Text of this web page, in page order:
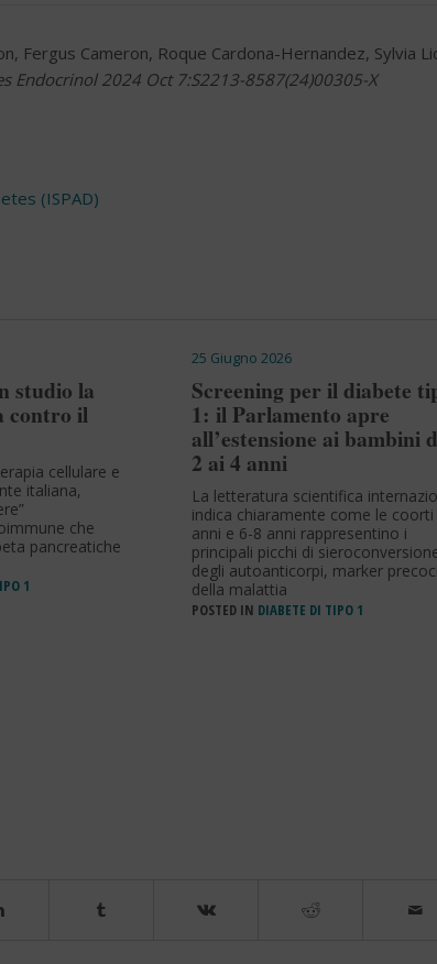
Fergus Cameron, Roque Cardona-Hernandez, Sylvia
Endocrinol 2024 Oct 7:S2213-8587(24)00305-X
(ISPAD)
studio la
contro il
cellulare e
italiana,
che
pancreatiche
1
25 Giugno 2026
Screening per il diabete
1: il Parlamento apre
all’estensione ai bambini
2 ai 4 anni
La letteratura scientifica
indica chiaramente come le
anni e 6-8 anni rappresentino i
principali picchi di
degli autoanticorpi, marker precoci
della malattia
POSTED IN DIABETE DI TIPO 1